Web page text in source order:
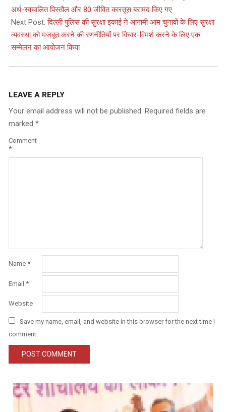
04
अर्ध-स्वचालित पिस्तौल और 80 जीवित कारतूस बरामद किए गए
Next Post:दिल्ली पुलिस की सुरक्षा इकाई ने आगामी आम चुनावों के लिए सुरक्षा
व्यवस्था को मजबूत करने की रणनीतियों पर विचार-विमर्श करने के लिए एक
सम्मेलन का आयोजन किया
LEAVE A REPLY
Your email address will not be published. Required fields are
marked *
Comment
*
Name *
Email *
Website
Save my name, email, and website in this browser for the next time I
comment.